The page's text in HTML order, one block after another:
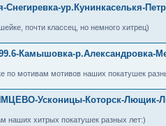
ур.Кунинкаселькя-
почти классец, но немного хитрец)
Камышовка-р.Александровка-
по мотивам мотивов наших покатушек
Усконицы-Которск-Лющик-
наших хитрых покатушек разных лет:)